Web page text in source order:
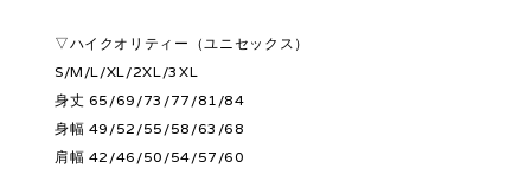
▽ハイクオリティー（ユニセックス）
S/M/L/XL/2XL/3XL
身丈 65/69/73/77/81/84
身幅 49/52/55/58/63/68
肩幅 42/46/50/54/57/60